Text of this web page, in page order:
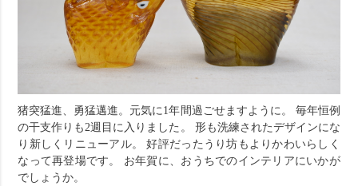
猪突猛進、勇猛邁進。元気に1年間過ごせますように。
毎年恒例
の干支作りも2週目に入りました。
形も洗練されたデザインにな
り新しくリニューアル。
好評だったうり坊もよりかわいらしく
なって再登場です。
お年賀に、おうちでのインテリアにいかが
でしょうか。